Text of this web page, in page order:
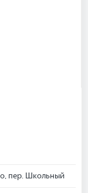
пер. Школьный